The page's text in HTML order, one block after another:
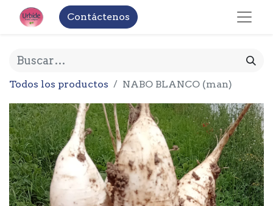
Contáctenos
Todos los productos NABO BLANCO (man)